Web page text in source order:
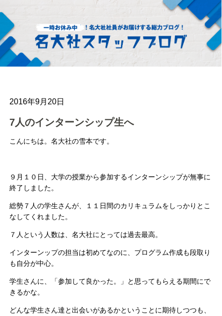
2016年9月20日
7人のインターンシップ生へ
こんにちは。名大社の雪本です。
９月１０日、大学の授業から参加するインターンシップが無事に
終了しました。
総勢７人の学生さんが、１１日間のカリキュラムをしっかりとこ
なしてくれました。
７人という人数は、名大社にとっては過去最高。
インターンップの担当は初めてなのに、プログラム作成も段取り
も自分が中心。
学生さんに、「参加して良かった。」と思ってもらえる期間にで
きるかな。
どんな学生さん達と出会いがあるかということに期待しつつも、